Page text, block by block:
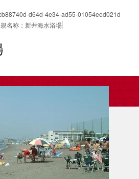
d64d-4e34-ad55-01054eed021d
名称 ： 新井海水浴場